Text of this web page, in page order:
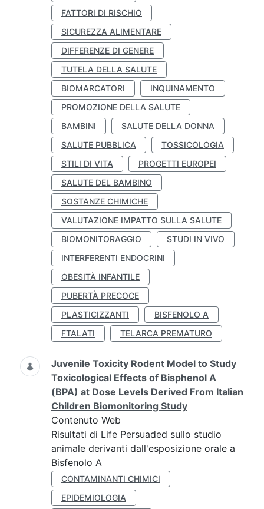
FATTORI DI RISCHIO
SICUREZZA ALIMENTARE
DIFFERENZE DI GENERE
TUTELA DELLA SALUTE
BIOMARCATORI
INQUINAMENTO
PROMOZIONE DELLA SALUTE
BAMBINI
SALUTE DELLA DONNA
SALUTE PUBBLICA
TOSSICOLOGIA
STILI DI VITA
PROGETTI EUROPEI
SALUTE DEL BAMBINO
SOSTANZE CHIMICHE
VALUTAZIONE IMPATTO SULLA SALUTE
BIOMONITORAGGIO
STUDI IN VIVO
INTERFERENTI ENDOCRINI
OBESITÀ INFANTILE
PUBERTÀ PRECOCE
PLASTICIZZANTI
BISFENOLO A
FTALATI
TELARCA PREMATURO
Juvenile Toxicity Rodent Model to Study
Toxicological Effects of Bisphenol A
(BPA) at Dose Levels Derived From Italian
Children Biomonitoring Study
Contenuto Web
Risultati di Life Persuaded sullo studio
animale derivanti dall'esposizione orale a
Bisfenolo A
CONTAMINANTI CHIMICI
EPIDEMIOLOGIA